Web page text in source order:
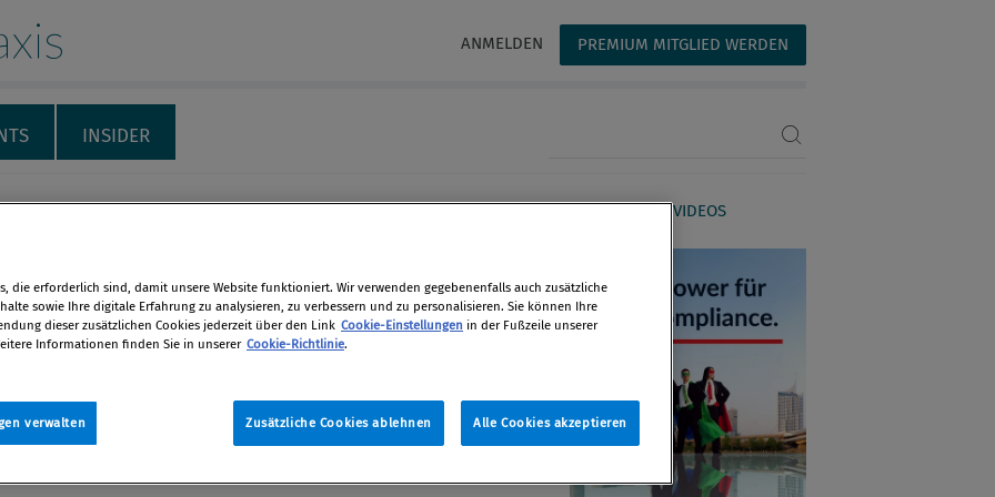
ANMELDEN PREMIUM MITGLIED WERDEN
INSIDER
RECHT & HAFTUNG INTERNATIONALES THEMENSPECIALS MAGAZIN WEBINARE & VIDEOS
3/24
zur Compliance-Praxis, kurz
Schwab
/ Erschienen in Compliance Praxis
die erforderlich sind, damit unsere Website funktioniert. Wir verwenden gegebenenfalls auch zusätzliche
sowie Ihre digitale Erfahrung zu analysieren, zu verbessern und zu personalisieren. Sie können Ihre
dieser zusätzlichen Cookies jederzeit über den Link Cookie-Einstellungen in der Fußzeile unserer
Informationen finden Sie in unserer Cookie-Richtlinie.
Zusätzliche Cookies ablehnen Alle Cookies akzeptieren
verwalten